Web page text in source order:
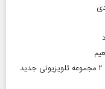
هنرمند منحصر‌به‌فردی را از دست دادیم/ پخش ۲ مجموعه تلویزیونی جدید